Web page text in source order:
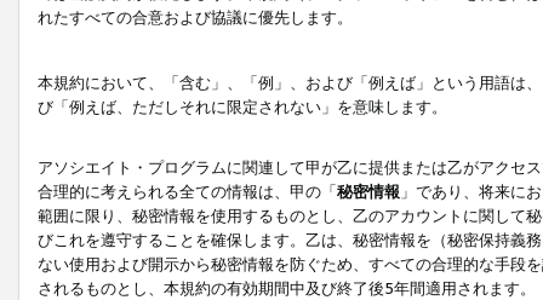
れたすべての合意および協議に優先します。
本規約において、「含む」、「例」、および「例えば」という用語は
び「例えば、ただしそれに限定されない」を意味します。
アソシエイト・プログラムに関連して甲が乙に提供または乙がアクセ
合理的に考えられる全ての情報は、甲の「秘密情報 」であり、将来に
範囲に限り、秘密情報を使用するものとし、乙のアカウントに関して
びこれを遵守することを確保します。乙は、秘密情報を（秘密保持義
ない使用および開示から秘密情報を防ぐため、すべての合理的な手段
されるものとし、本規約の有効期間中及び終了後5年間適用されます。